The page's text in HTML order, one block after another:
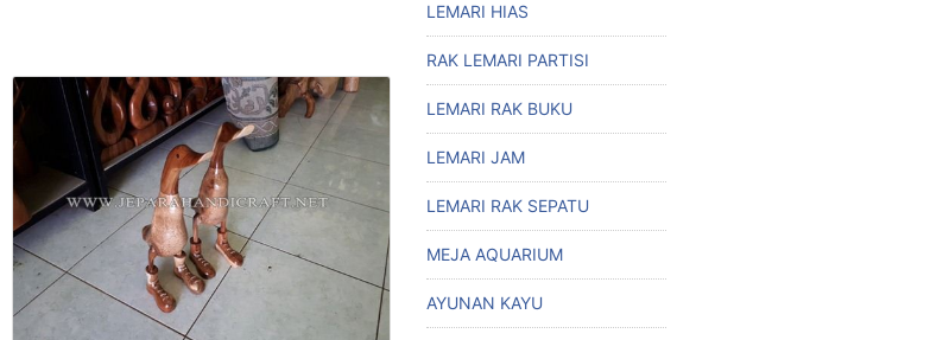
LEMARI HIAS
RAK LEMARI PARTISI
LEMARI RAK BUKU
LEMARI JAM
LEMARI RAK SEPATU
MEJA AQUARIUM
AYUNAN KAYU